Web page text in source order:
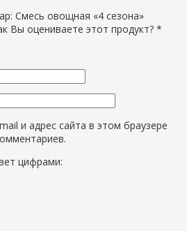
Смесь овощная «4 сезона»
Вы оцениваете этот продукт? *
и адрес сайта в этом браузере
цифрами: